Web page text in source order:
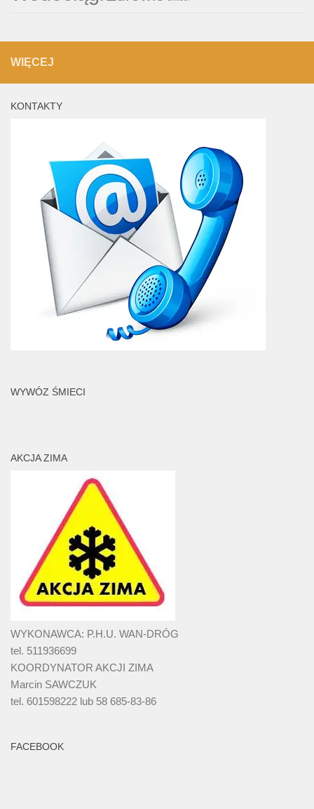
WIĘCEJ
KONTAKTY
WYWÓZ ŚMIECI
AKCJA ZIMA
WYKONAWCA: P.H.U. WAN-DRÓG
tel. 511936699
KOORDYNATOR AKCJI ZIMA
Marcin SAWCZUK
tel. 601598222 lub 58 685-83-86
FACEBOOK